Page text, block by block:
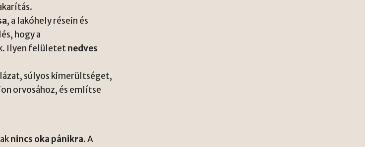
, a lakóhely résein és
hogy a
Ilyen felületetnedves
súlyos kimerültséget,
orvosához, és említse
nincs oka pánikra. A